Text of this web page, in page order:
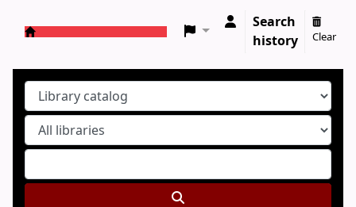
Search
history
Clear